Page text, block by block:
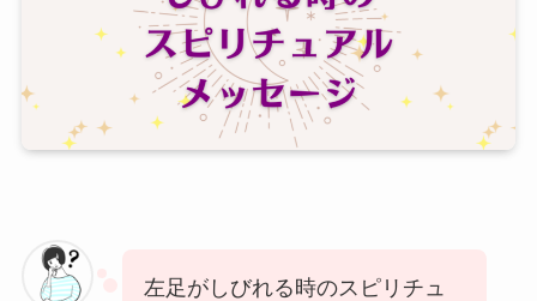
左足がしびれる時のスピリチュ